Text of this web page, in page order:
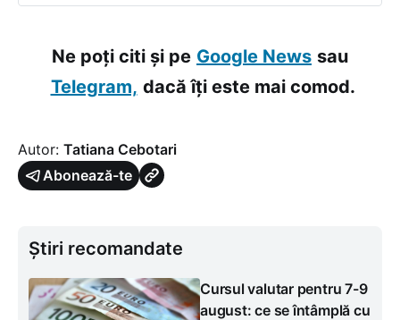
Ne poți citi și pe Google News sau
Telegram, dacă îți este mai comod.
Autor: Tatiana Cebotari
Abonează-te
Știri recomandate
Cursul valutar pentru 7-9
august: ce se întâmplă cu